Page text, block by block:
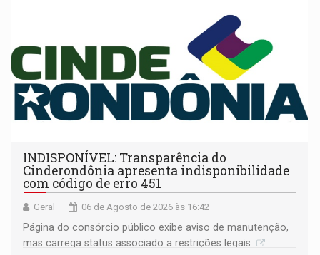
INDISPONÍVEL: Transparência do
Cinderondônia apresenta indisponibilidade
com código de erro 451
Geral 06 de Agosto de 2026 às 16:42
Página do consórcio público exibe aviso de manutenção,
mas carrega status associado a restrições legais